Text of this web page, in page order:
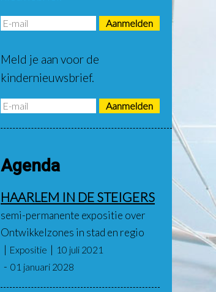
Meld je aan voor de
kindernieuwsbrief.
Agenda
HAARLEM IN DE STEIGERS
semi-permanente expositie over
Ontwikkelzones in stad en regio
Expositie
10 juli 2021
01 januari 2028